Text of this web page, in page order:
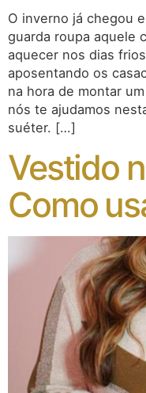
O inverno já chegou
guarda roupa aquele
aquecer nos dias
aposentando os
na hora de montar
nós te ajudamos
suéter. […]
Vestido
Como